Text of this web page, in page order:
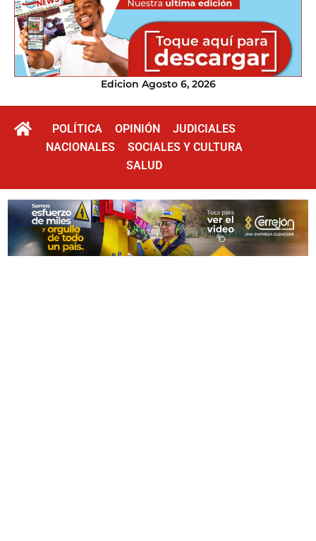
Edicion Agosto 6, 2026
POLÍTICA OPINIÓN
JUDICIALES
NACIONALES
SOCIALES Y CULTURA
SALUD